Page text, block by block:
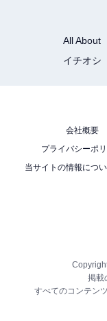
All About
イチオシ
会社概要
プライバシーポ
当サイトの情報につ
掲載
すべてのコンテン